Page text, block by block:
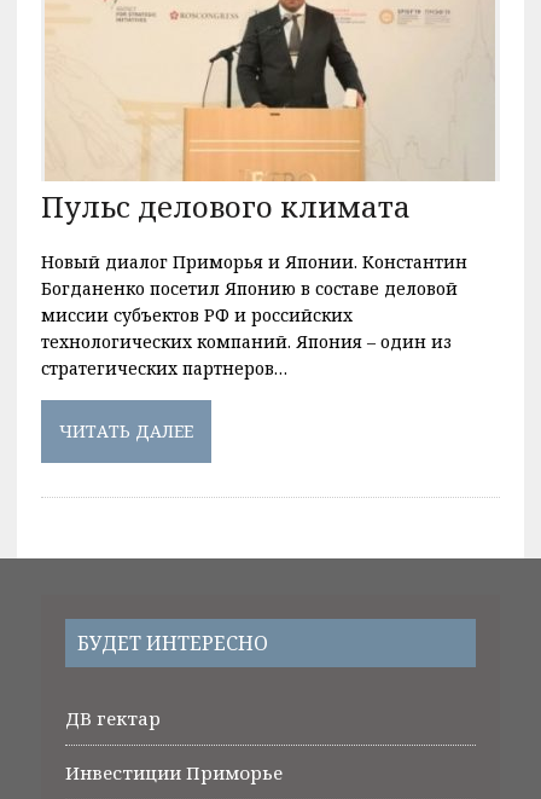
Пульс делового климата
Новый диалог Приморья и Японии. Константин
Богданенко посетил Японию в составе деловой
миссии субъектов РФ и российских
технологических компаний. Япония – один из
стратегических партнеров…
ЧИТАТЬ ДАЛЕЕ
БУДЕТ ИНТЕРЕСНО
ДВ гектар
Инвестиции Приморье